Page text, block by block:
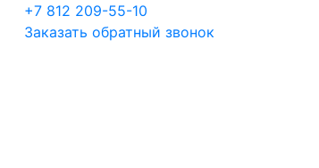
+7 812 209-55-10
Заказать обратный звонок